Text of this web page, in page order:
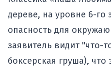
дереве, на уровне 6-го
опасность для
заявитель видит "что-
боксерская груша), что